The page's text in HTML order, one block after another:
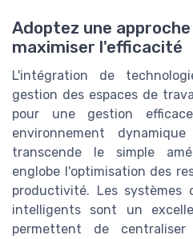
Adoptez une
maximiser l'efficacité
L'intégration de
gestion des espaces de
pour une gestion
environnement
transcende le simple
englobe l'optimisation des
productivité. Les systèmes
intelligents sont un
permettent de